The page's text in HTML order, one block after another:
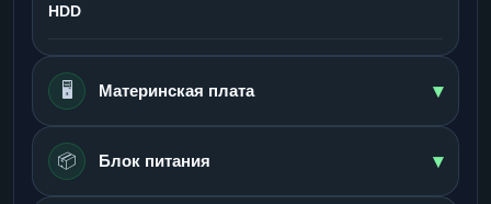
HDD
🖥️ Материнская плата ▾
📦 Блок питания ▾